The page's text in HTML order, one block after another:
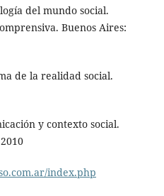
del mundo social.
Buenos Aires:
de la realidad social.
y contexto social.
index.php